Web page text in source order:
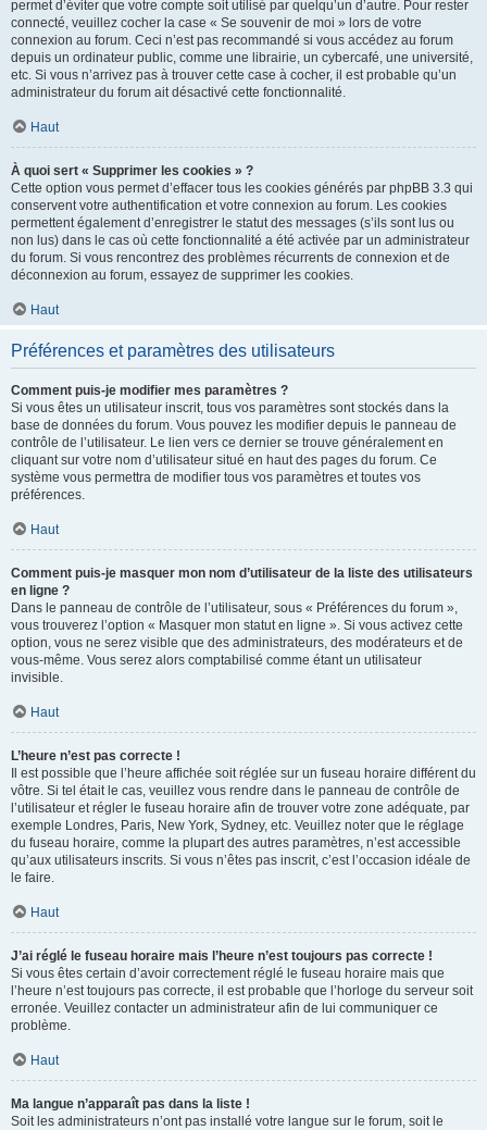
permet d’éviter que votre compte soit utilisé par quelqu’un d’autre. Pour rester
connecté, veuillez cocher la case « Se souvenir de moi » lors de votre
connexion au forum. Ceci n’est pas recommandé si vous accédez au forum
depuis un ordinateur public, comme une librairie, un cybercafé, une université,
etc. Si vous n’arrivez pas à trouver cette case à cocher, il est probable qu’un
administrateur du forum ait désactivé cette fonctionnalité.
Haut
À quoi sert « Supprimer les cookies » ?
Cette option vous permet d’effacer tous les cookies générés par phpBB 3.3 qui
conservent votre authentification et votre connexion au forum. Les cookies
permettent également d’enregistrer le statut des messages (s’ils sont lus ou
non lus) dans le cas où cette fonctionnalité a été activée par un administrateur
du forum. Si vous rencontrez des problèmes récurrents de connexion et de
déconnexion au forum, essayez de supprimer les cookies.
Haut
Préférences et paramètres des utilisateurs
Comment puis-je modifier mes paramètres ?
Si vous êtes un utilisateur inscrit, tous vos paramètres sont stockés dans la
base de données du forum. Vous pouvez les modifier depuis le panneau de
contrôle de l’utilisateur. Le lien vers ce dernier se trouve généralement en
cliquant sur votre nom d’utilisateur situé en haut des pages du forum. Ce
système vous permettra de modifier tous vos paramètres et toutes vos
préférences.
Haut
Comment puis-je masquer mon nom d’utilisateur de la liste des utilisateurs
en ligne ?
Dans le panneau de contrôle de l’utilisateur, sous « Préférences du forum »,
vous trouverez l’option « Masquer mon statut en ligne ». Si vous activez cette
option, vous ne serez visible que des administrateurs, des modérateurs et de
vous-même. Vous serez alors comptabilisé comme étant un utilisateur
invisible.
Haut
L’heure n’est pas correcte !
Il est possible que l’heure affichée soit réglée sur un fuseau horaire différent du
vôtre. Si tel était le cas, veuillez vous rendre dans le panneau de contrôle de
l’utilisateur et régler le fuseau horaire afin de trouver votre zone adéquate, par
exemple Londres, Paris, New York, Sydney, etc. Veuillez noter que le réglage
du fuseau horaire, comme la plupart des autres paramètres, n’est accessible
qu’aux utilisateurs inscrits. Si vous n’êtes pas inscrit, c’est l’occasion idéale de
le faire.
Haut
J’ai réglé le fuseau horaire mais l’heure n’est toujours pas correcte !
Si vous êtes certain d’avoir correctement réglé le fuseau horaire mais que
l’heure n’est toujours pas correcte, il est probable que l’horloge du serveur soit
erronée. Veuillez contacter un administrateur afin de lui communiquer ce
problème.
Haut
Ma langue n’apparaît pas dans la liste !
Soit les administrateurs n’ont pas installé votre langue sur le forum, soit le